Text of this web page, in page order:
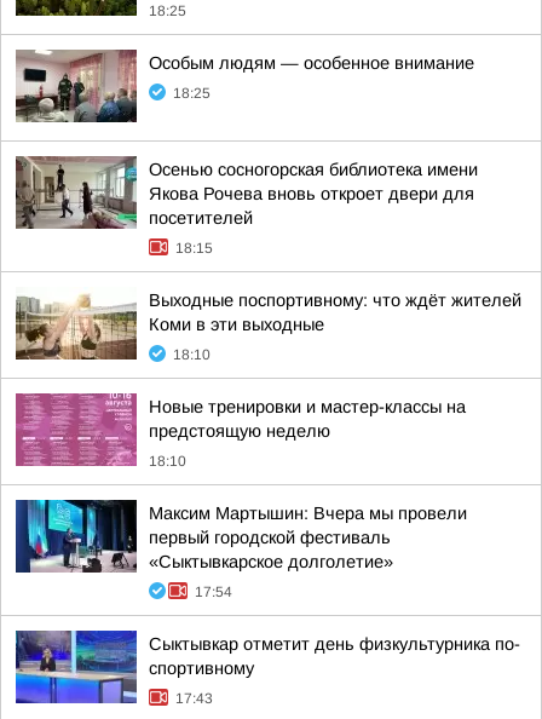
18:25
Особым людям — особенное внимание
18:25
Осенью сосногорская библиотека имени
Якова Рочева вновь откроет двери для
посетителей
18:15
Выходные поспортивному: что ждёт жителей
Коми в эти выходные
18:10
Новые тренировки и мастер-классы на
предстоящую неделю
18:10
Максим Мартышин: Вчера мы провели
первый городской фестиваль
«Сыктывкарское долголетие»
17:54
Сыктывкар отметит день физкультурника по-
спортивному
17:43